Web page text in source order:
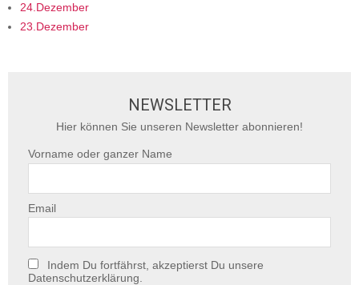
24.Dezember
23.Dezember
NEWSLETTER
Hier können Sie unseren Newsletter abonnieren!
Vorname oder ganzer Name
Email
Indem Du fortfährst, akzeptierst Du unsere
Datenschutzerklärung.